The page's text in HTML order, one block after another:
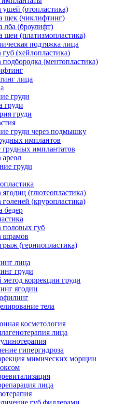
ушей (отопластика)
щек (чиклифтинг)
лба (броулифт)
шеи (платизмопластика)
подтяжка лица
губ (хейлопластика)
подбородка (ментопластика)
лица
груди
груди
груди
груди через подмышку
имплантов
грудных имплантатов
ареол
груди
ягодиц (глютеопластика)
голеней (круропластика)
бедер
половых губ
шрамов
(герниопластика)
лица
груди
метод коррекции груди
ягодиц
тела
косметология
лица
гипергидроза
мимических морщин
лица
губ филлерами